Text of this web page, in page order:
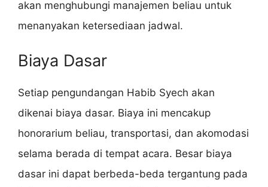
akan menghubungi manajemen beliau untuk
menanyakan ketersediaan jadwal.
Biaya Dasar
Setiap pengundangan Habib Syech akan
dikenai biaya dasar. Biaya ini mencakup
honorarium beliau, transportasi, dan akomodasi
selama berada di tempat acara. Besar biaya
dasar ini dapat berbeda-beda tergantung pada